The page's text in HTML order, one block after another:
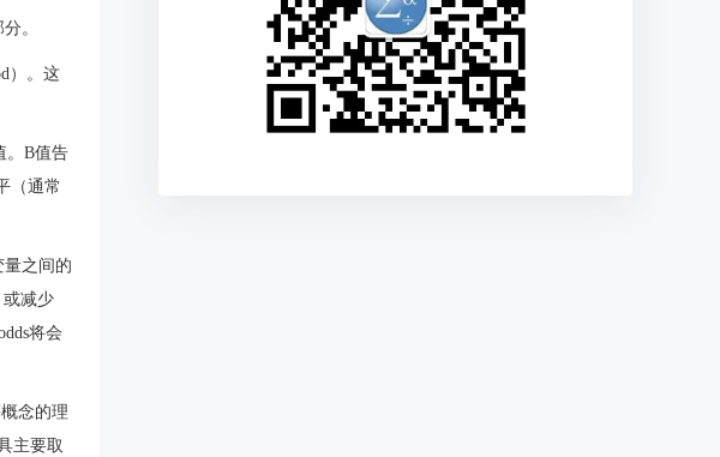
。
）。这
。B值告
（通常
量之间的
或减少
将会
念的理
主要取